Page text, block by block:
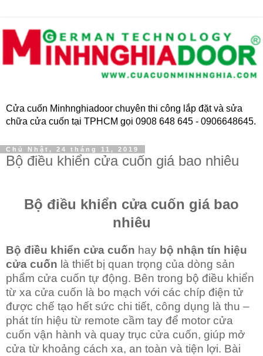
Cửa cuốn Minhnghiadoor chuyên thi công lắp đặt và sửa
chữa cửa cuốn tại TPHCM gọi 0908 648 645 - 0906648645.
Chủ Nhật, 24 tháng 11, 2019
Bộ điều khiển cửa cuốn giá bao nhiêu
Bộ điều khiển cửa cuốn giá bao
nhiêu
Bộ điều khiển cửa cuốn hay bộ nhận tín hiệu
cửa cuốn là thiết bị quan trọng của dòng sản
phẩm cửa cuốn tự động. Bên trong bộ điều khiển
từ xa cửa cuốn là bo mạch với các chíp điện tử
được chế tạo hết sức chi tiết, công dụng là thu –
phát tín hiệu từ remote cầm tay để motor cửa
cuốn vận hành và quay trục cửa cuốn, giúp mở
cửa từ khoảng cách xa, an toàn và tiện lợi. Bài